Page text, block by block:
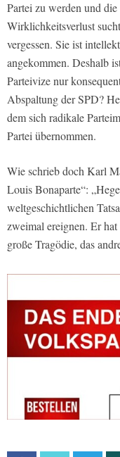
Partei zu werden und
Wirklichkeitsverlust
vergessen. Sie ist
angekommen. Deshalb
Parteivize nur
Abspaltung der SPD?
dem sich radikale
Partei übernommen.
Wie schrieb doch Karl
Louis Bonaparte“:
weltgeschichtlichen
zweimal ereignen. Er
große Tragödie, das